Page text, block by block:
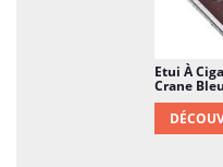
Etui À
Crane Bleu